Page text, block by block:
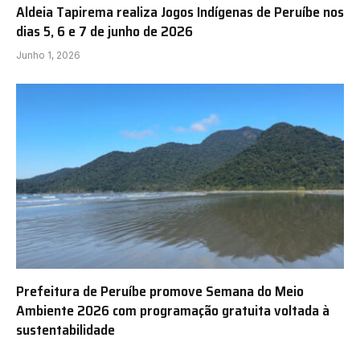
Aldeia Tapirema realiza Jogos Indígenas de Peruíbe nos
dias 5, 6 e 7 de junho de 2026
Junho 1, 2026
Prefeitura de Peruíbe promove Semana do Meio
Ambiente 2026 com programação gratuita voltada à
sustentabilidade